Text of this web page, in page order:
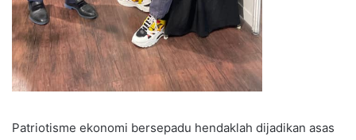
Patriotisme ekonomi bersepadu hendaklah dijadikan asas